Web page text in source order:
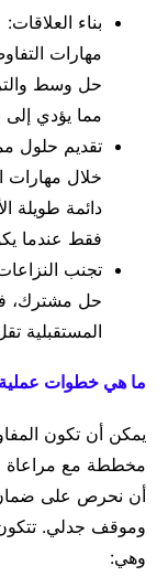
بناء
مهارات
حل وسط
مما يؤدي إلى
تقديم حلول
خلال مهارات
دائمة طويلة
فقط عندما
تجنب
حل مشترك،
المستقبلية
ما هي خطوات
يمكن أن تكون
مخططة مع مراعاة
أن نحرص على ضمان
وموقف جدلي.
وهي: